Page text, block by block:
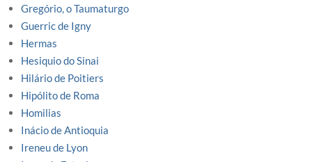
Gregório, o Taumaturgo
Guerric de Igny
Hermas
Hesiquio do Sinai
Hilário de Poitiers
Hipólito de Roma
Homilias
Inácio de Antioquia
Ireneu de Lyon